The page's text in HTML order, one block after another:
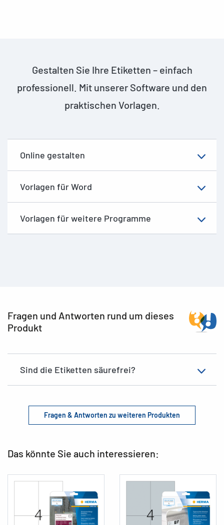
Gestalten Sie Ihre Etiketten – einfach
professionell. Mit unserer Software und den
praktischen Vorlagen.
Online gestalten
Vorlagen für Word
Vorlagen für weitere Programme
Fragen und Antworten rund um dieses
Produkt
Sind die Etiketten säurefrei?
Fragen & Antworten zu weiteren Produkten
Das könnte Sie auch interessieren: